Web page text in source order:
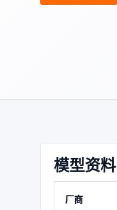
模型资料
厂商